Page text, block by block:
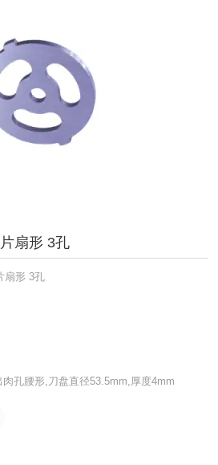
中 / En
扇形 3孔
扇形 3孔
孔腰形,刀盘直径53.5mm,厚度4mm